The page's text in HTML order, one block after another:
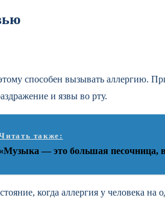
способен вызывать аллергию.
и язвы во рту.
также:
«Музыка — это большая песочница,
когда аллергия у человека